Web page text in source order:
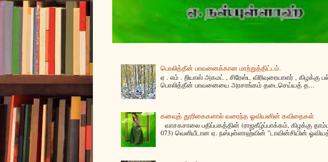
பொலித்தீன் பாவனைக்கான மாற்றுத்திட்டம்.
ஏ . எம் . றியாஸ் அகமட் , சிரேஸ்ட விரிவுரையாளர் ,
பொலித்தீன் பாவனையை அரசாங்கம் தடைசெய்யத் த...
கனவுத் தூரிகைகளால் வரைந்த ஓவியனின் கவிதைகள்
வாசகசாலை பதிப்பகத்தின் (ராஜகீழ்ப்பாக்கம், கிழக்கு
073) வெளியீடான ஏ. நஸ்புள்ளாஹ்வின் ”டாவின்சியின்